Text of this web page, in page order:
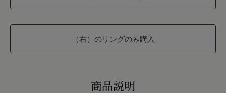
（右）のリングのみ購入
商品説明